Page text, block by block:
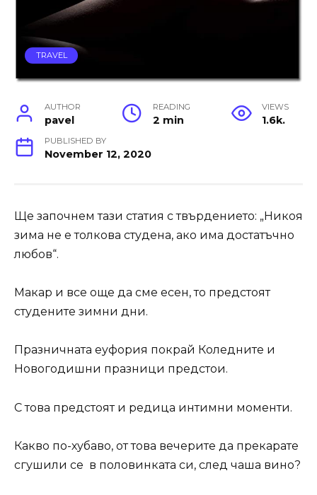
TRAVEL
AUTHOR
pavel
READING
2 min
VIEWS
1.6k.
PUBLISHED BY
November 12, 2020
Ще започнем тази статия с твърдението: „Никоя
зима не е толкова студена, ако има достатъчно
любов“.
Макар и все още да сме есен, то предстоят
студените зимни дни.
Празничната еуфория покрай Коледните и
Новогодишни празници предстои.
С това предстоят и редица интимни моменти.
Какво по-хубаво, от това вечерите да прекарате
сгушили се в половинката си, след чаша вино?